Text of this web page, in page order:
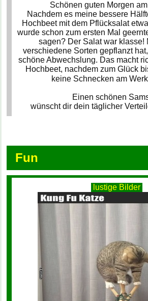
Schönen guten Morgen
Nachdem es meine bessere
Hochbeet mit dem Pflücksalat
wurde schon zum ersten Mal
sagen? Der Salat war klasse!
verschiedene Sorten gepflanzt
schöne Abwechslung. Das macht
Hochbeet, nachdem zum Glück
keine Schnecken am
Einen schönen
wünscht dir dein täglicher
Fun
lustige Bilder